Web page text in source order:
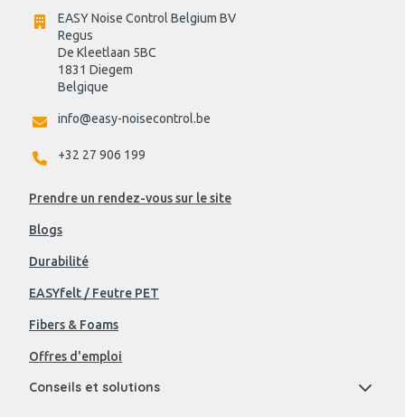
EASY Noise Control Belgium BV
Regus
De Kleetlaan 5BC
1831 Diegem
Belgique
info@easy-noisecontrol.be
+32 27 906 199
Prendre un rendez-vous sur le site
Blogs
Durabilité
EASYfelt / Feutre PET
Fibers & Foams
Offres d'emploi
Conseils et solutions